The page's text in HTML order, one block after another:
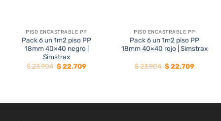
PISO ENCASTRABLE PP
Pack 6 un 1m2 piso PP
18mm 40×40 negro |
Simstrax
$23.904 El
precio
$22.709El
PISO ENCASTRABLE PP
Pack 6 un 1m2 piso PP
18mm 40×40 rojo | Simstrax
$23.904 El
precio
$22.709El